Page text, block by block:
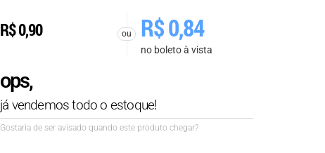
R$0,90 ou R$0,84
no boleto à vista
ops,
já vendemos todo o estoque!
Gostaria de ser avisado quando este produto chegar?